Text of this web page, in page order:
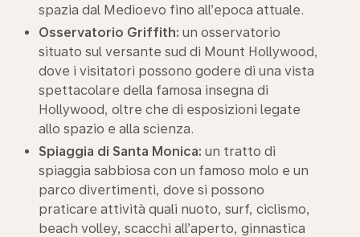
spazia dal Medioevo fino all’epoca attuale.
Osservatorio Griffith: un osservatorio
situato sul versante sud di Mount Hollywood,
dove i visitatori possono godere di una vista
spettacolare della famosa insegna di
Hollywood, oltre che di esposizioni legate
allo spazio e alla scienza.
Spiaggia di Santa Monica: un tratto di
spiaggia sabbiosa con un famoso molo e un
parco divertimenti, dove si possono
praticare attività quali nuoto, surf, ciclismo,
beach volley, scacchi all’aperto, ginnastica